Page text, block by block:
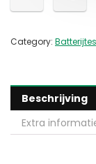
Category:
Beschrijving
Extra